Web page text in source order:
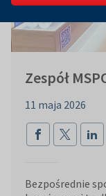
Zespół
11 maja 2026
Bezpośrednie